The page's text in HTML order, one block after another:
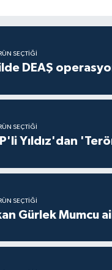
SEÇTIĞI
DEAŞ
SEÇTIĞI
Yıldız'dan
SEÇTIĞI
Gürlek Mumcu